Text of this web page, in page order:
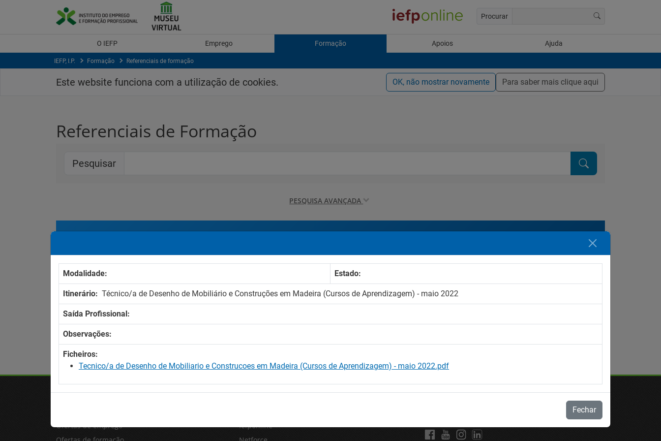
Procurar
O IEFP Emprego Formação Apoios Ajuda
IEFP, I.P. Formação Referenciais de formação
Este website funciona com a utilização de cookies. OK, não mostrar novamente Para saber mais clique aqui
Referenciais de Formação
Pesquisar
PESQUISA AVANÇADA
Resultados por página:
Modalidade: Estado:
Itinerário: Técnico/a de Desenho de Mobiliário e Construções em Madeira (Cursos de Aprendizagem) - maio 2022
Saída Profissional:
Observações:
Ficheiros:
Tecnico/a de Desenho de Mobiliario e Construcoes em Madeira (Cursos de Aprendizagem) - maio 2022.pdf
Fechar
Ofertas de emprego
Iefponline